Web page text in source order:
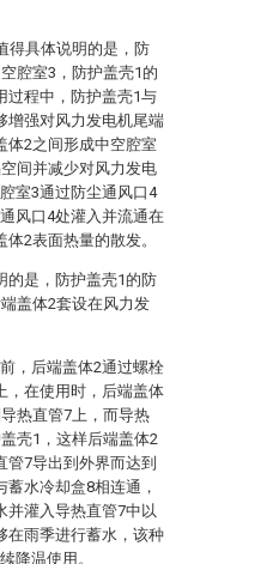
得具体说明的是，防
腔室3，防护盖壳1的
过程中，防护盖壳1与
增强对风力发电机尾端
体2之间形成中空腔室
间并减少对风力发电
室3通过防尘通风口4
风口4处灌入并流通在
2表面热量的散发。
的是，防护盖壳1的防
盖体2套设在风力发
，后端盖体2通过螺栓
，在使用时，后端盖体
热直管7上，而导热
壳1，这样后端盖体2
管7导出到外界而达到
水冷却盒8相连通，
并灌入导热直管7中以
在雨季进行蓄水，该种
降温使用。